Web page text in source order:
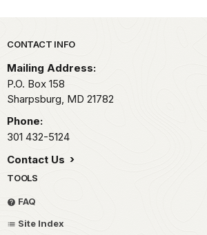
Park footer
CONTACT INFO
Mailing Address:
P.O. Box 158
Sharpsburg, MD 21782
Phone:
301 432-5124
Contact Us
TOOLS
FAQ
Site Index